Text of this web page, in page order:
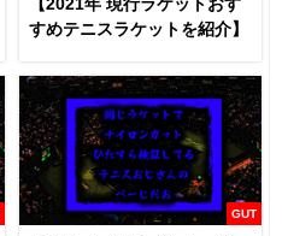
すめテニスラケットを紹介】
GUT